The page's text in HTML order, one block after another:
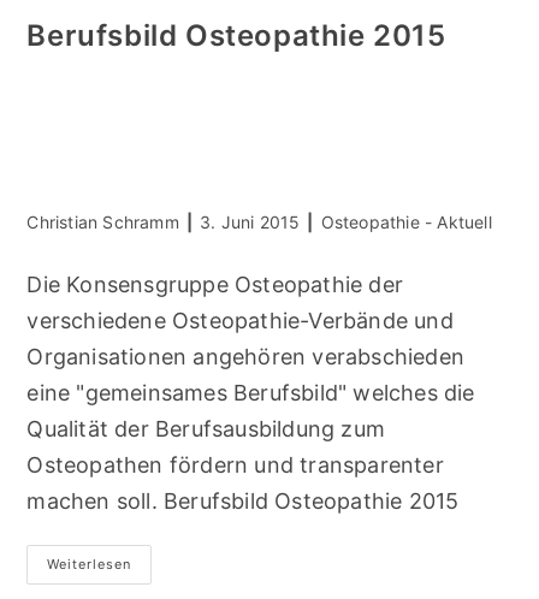
Berufsbild Osteopathie 2015
Beitrags-
Christian Schramm
Beitrag
3. Juni 2015
Beitrags-
Osteopathie - Aktuell
Die Konsensgruppe Osteopathie der
verschiedene Osteopathie-Verbände und
Organisationen angehören verabschieden
eine "gemeinsames Berufsbild" welches die
Qualität der Berufsausbildung zum
Osteopathen fördern und transparenter
machen soll. Berufsbild Osteopathie 2015
Weiterlesen
Osteopathie